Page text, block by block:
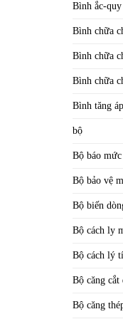
Bình ắc-quy
Bình chữa
Bình chữa
Bình chữa
Bình tăng áp
bộ
Bộ báo mức
Bộ bảo vệ
Bộ biến
Bộ cách ly
Bộ cách lý
Bộ căng cắt
Bộ căng